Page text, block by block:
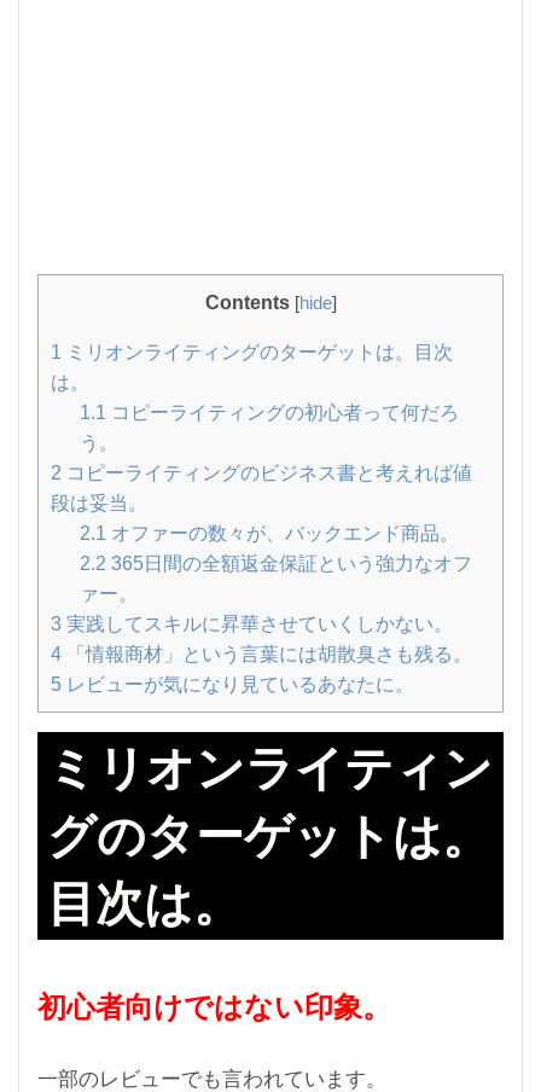
Contents [hide]
1 ミリオンライティングのターゲットは。目次
は。
1.1 コピーライティングの初心者って何だろ
う。
2 コピーライティングのビジネス書と考えれば値
段は妥当。
2.1 オファーの数々が、バックエンド商品。
2.2 365日間の全額返金保証という強力なオフ
ァー。
3 実践してスキルに昇華させていくしかない。
4 「情報商材」という言葉には胡散臭さも残る。
5 レビューが気になり見ているあなたに。
ミリオンライティン
グのターゲットは。
目次は。
初心者向けではない印象。
一部のレビューでも言われています。